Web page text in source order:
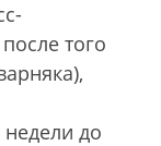
того
до